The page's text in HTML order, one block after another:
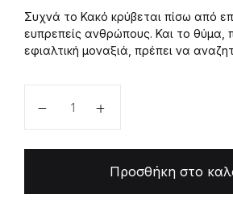
Συχνά το Κακό κρύβεται πίσω από
ευπρεπείς ανθρώπους. Και το θύμα,
εφιαλτική μοναξιά, πρέπει να
Προσθήκη στο